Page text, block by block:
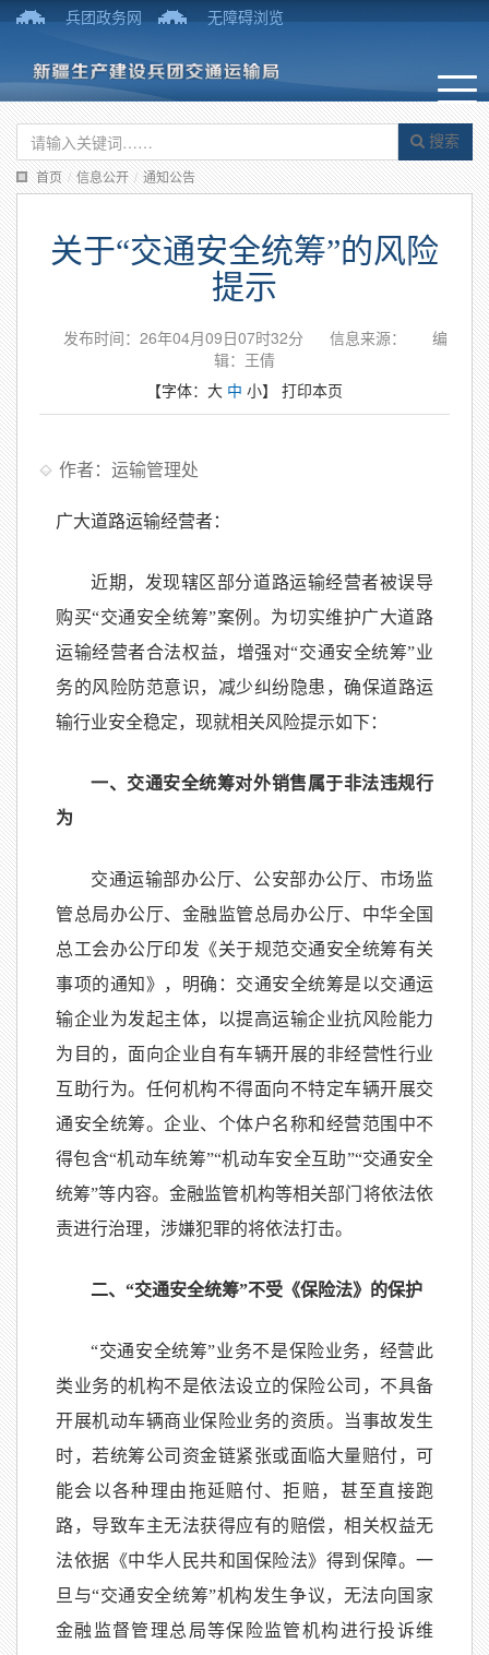
兵团政务网 无障碍浏览
搜索
首页 / 信息公开 / 通知公告
关于“交通安全统筹”的风险
提示
发布时间：26年04月09日07时32分 信息来源：
编
辑：王倩
【字体： 大 中 小】 打印本页
作者：运输管理处
广大道路运输经营者：
近期，发现辖区部分道路运输经营者被误导
购买“交通安全统筹”案例。为切实维护广大道路
运输经营者合法权益，增强对“交通安全统筹”业
务的风险防范意识，减少纠纷隐患，确保道路运
输行业安全稳定，现就相关风险提示如下：
一、交通安全统筹对外销售属于非法违规行
为
交通运输部办公厅、公安部办公厅、市场监
管总局办公厅、金融监管总局办公厅、中华全国
总工会办公厅印发《关于规范交通安全统筹有关
事项的通知》，明确：交通安全统筹是以交通运
输企业为发起主体，以提高运输企业抗风险能力
为目的，面向企业自有车辆开展的非经营性行业
互助行为。任何机构不得面向不特定车辆开展交
通安全统筹。企业、个体户名称和经营范围中不
得包含“机动车统筹”“机动车安全互助”“交通安全
统筹”等内容。金融监管机构等相关部门将依法依
责进行治理，涉嫌犯罪的将依法打击。
二、“交通安全统筹”不受《保险法》的保护
“交通安全统筹”业务不是保险业务，经营此
类业务的机构不是依法设立的保险公司，不具备
开展机动车辆商业保险业务的资质。当事故发生
时，若统筹公司资金链紧张或面临大量赔付，可
能会以各种理由拖延赔付、拒赔，甚至直接跑
路，导致车主无法获得应有的赔偿，相关权益无
法依据《中华人民共和国保险法》得到保障。一
旦与“交通安全统筹”机构发生争议，无法向国家
金融监督管理总局等保险监管机构进行投诉维